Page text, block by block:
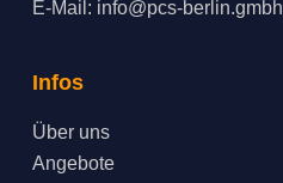
E-Mail: info@pcs-berlin.gmbh
Infos
Über uns
Angebote